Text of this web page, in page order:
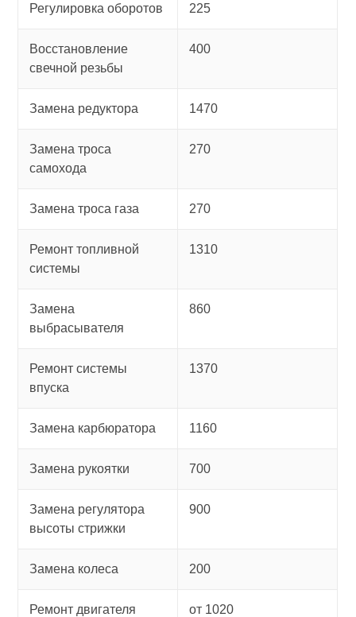
Регулировка оборотов 225
Восстановление
свечной резьбы
400
Замена редуктора 1470
Замена троса
самохода
270
Замена троса газа 270
Ремонт топливной
системы
1310
Замена
выбрасывателя
860
Ремонт системы
впуска
1370
Замена карбюратора 1160
Замена рукоятки 700
Замена регулятора
высоты стрижки
900
Замена колеса 200
Ремонт двигателя от 1020